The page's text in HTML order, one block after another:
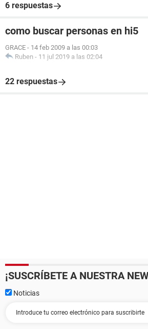
6 respuestas
como buscar personas en hi5
GRACE - 14 feb 2009 a las 00:03
Ruben - 11 jul 2019 a las 02:04
22 respuestas
¡SUSCRÍBETE A NUESTRA
Noticias